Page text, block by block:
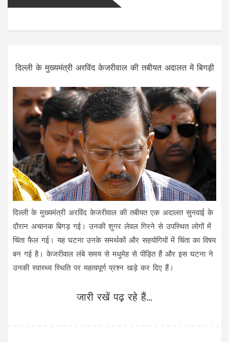
दिल्ली के मुख्यमंत्री अरविंद केजरीवाल की तबीयत अदालत में बिगड़ी
दिल्ली के मुख्यमंत्री अरविंद केजरीवाल की तबीयत एक अदालत सुनवाई के
दौरान अचानक बिगड़ गई। उनकी शुगर लेवल गिरने से उपस्थित लोगों में
चिंता फैल गई। यह घटना उनके समर्थकों और सहयोगियों में चिंता का विषय
बन गई है। केजरीवाल लंबे समय से मधुमेह से पीड़ित हैं और इस घटना ने
उनकी स्वास्थ्य स्थिति पर महत्वपूर्ण प्रश्न खड़े कर दिए हैं।
जारी रखें पढ़ रहे हैं...